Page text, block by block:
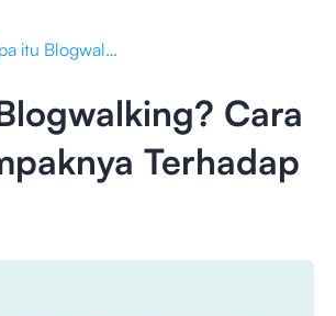
Apa itu Blogwalking? Cara dan Dampaknya Terhadap SEO
Cara
Terhadap